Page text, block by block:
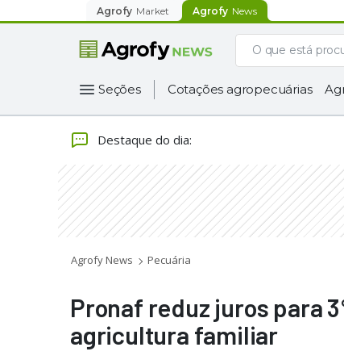
Agrofy Market Agrofy News
Seções Cotações agropecuárias
Destaque do dia:
Agrofy News Pecuária
Pronaf reduz juros para
agricultura familiar